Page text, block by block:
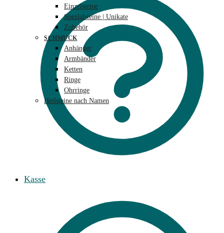
Kasse
Einzelsteine
Spezialsteine | Unikate
Zubehör
SCHMUCK
Anhänger
Armbänder
Ketten
Ringe
Ohrringe
Heilsteine nach Namen